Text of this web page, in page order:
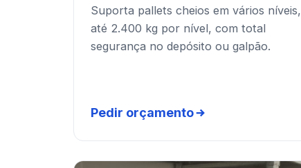
Suporta pallets cheios em vários níveis,
até 2.400 kg por nível, com total
segurança no depósito ou galpão.
Pedir orçamento